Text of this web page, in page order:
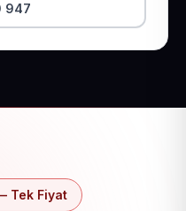
947
Tek Fiyat